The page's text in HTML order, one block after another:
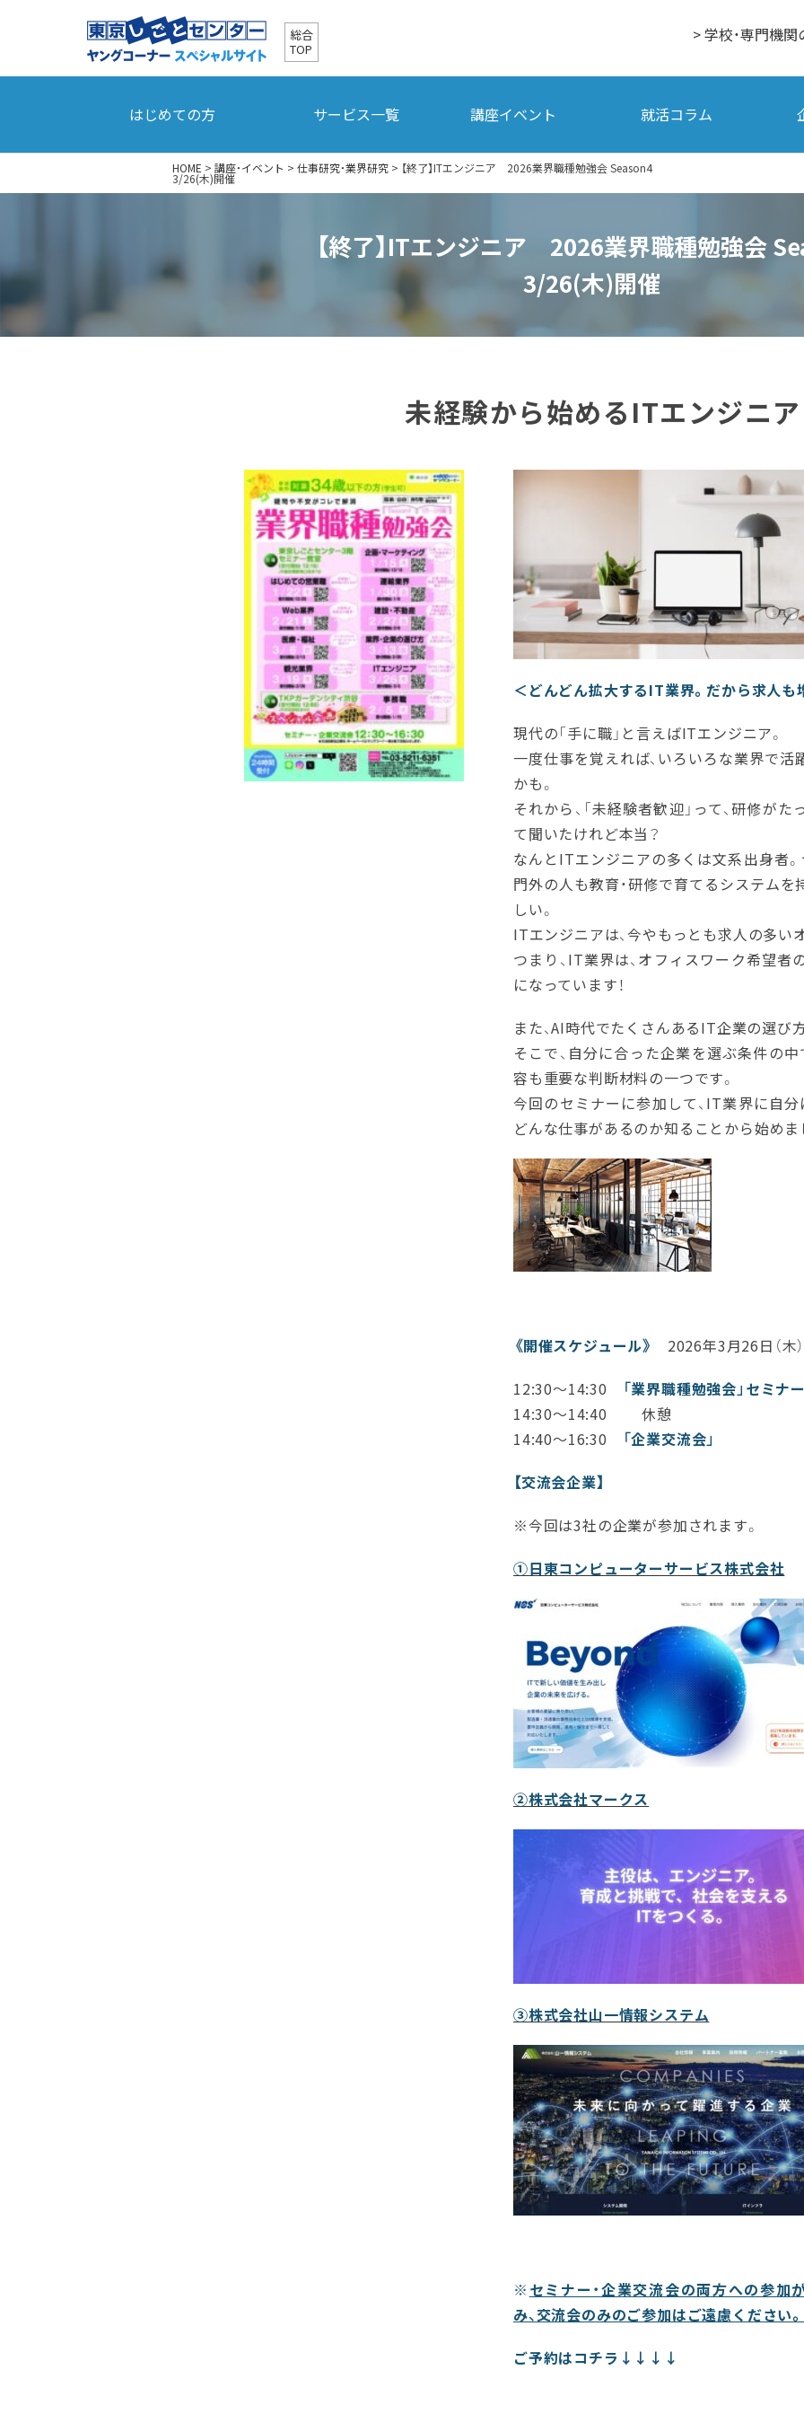
総合
TOP
> 学校・専門機関
はじめての方 サービス一覧 講座イベント 就活コラム
HOME > 講座・イベント > 仕事研究・業界研究 > 【終了】ITエンジニア 2026業界職種勉強会 Season4
3/26(木)開催
【終了】ITエンジニア 2026業界職種勉強会
3/26(木)開催
未経験から始めるITエンジニア
＜どんどん拡大するIT業界。だから求人も
現代の「手に職」と言えばITエンジニア。
一度仕事を覚えれば、いろいろな業界で
かも。
それから、「未経験者歓迎」って、研修が
て聞いたけれど本当？
なんとITエンジニアの多くは文系出身者
門外の人も教育・研修で育てるシステム
しい。
ITエンジニアは、今やもっとも求人の多い
つまり、IT業界は、オフィスワーク希望
になっています！
また、AI時代でたくさんあるIT企業の選び
そこで、自分に合った企業を選ぶ条件の
容も重要な判断材料の一つです。
今回のセミナーに参加して、IT業界に自
どんな仕事があるのか知ることから始めま
《開催スケジュール》
2026年3月26日（木
12:30～14:30
「業界職種勉強会」セミナ
14:30～14:40 休憩
14:40～16:30
「企業交流会」
【交流会企業】
※今回は3社の企業が参加されます。
①日東コンピューターサービス株式会社
②株式会社マークス
③株式会社山一情報システム
※ セミナー・企業交流会の両方への参加
み、交流会のみのご参加はご遠慮ください。
ご予約はコチラ↓↓↓↓